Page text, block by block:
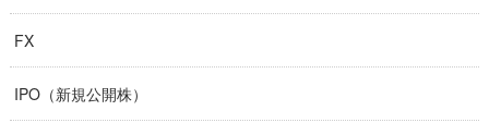
FX
IPO（新規公開株）